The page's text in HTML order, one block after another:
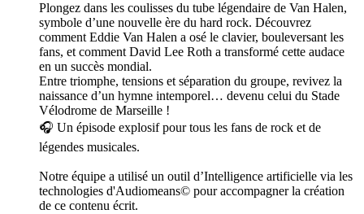
Plongez dans les coulisses du tube légendaire de Van Halen,
symbole d’une nouvelle ère du hard rock. Découvrez
comment Eddie Van Halen a osé le clavier, bouleversant les
fans, et comment David Lee Roth a transformé cette audace
en un succès mondial.
Entre triomphe, tensions et séparation du groupe, revivez la
naissance d’un hymne intemporel… devenu celui du Stade
Vélodrome de Marseille !
🎧 Un épisode explosif pour tous les fans de rock et de
légendes musicales.
Notre équipe a utilisé un outil d’Intelligence artificielle via les
technologies d'Audiomeans© pour accompagner la création
de ce contenu écrit.